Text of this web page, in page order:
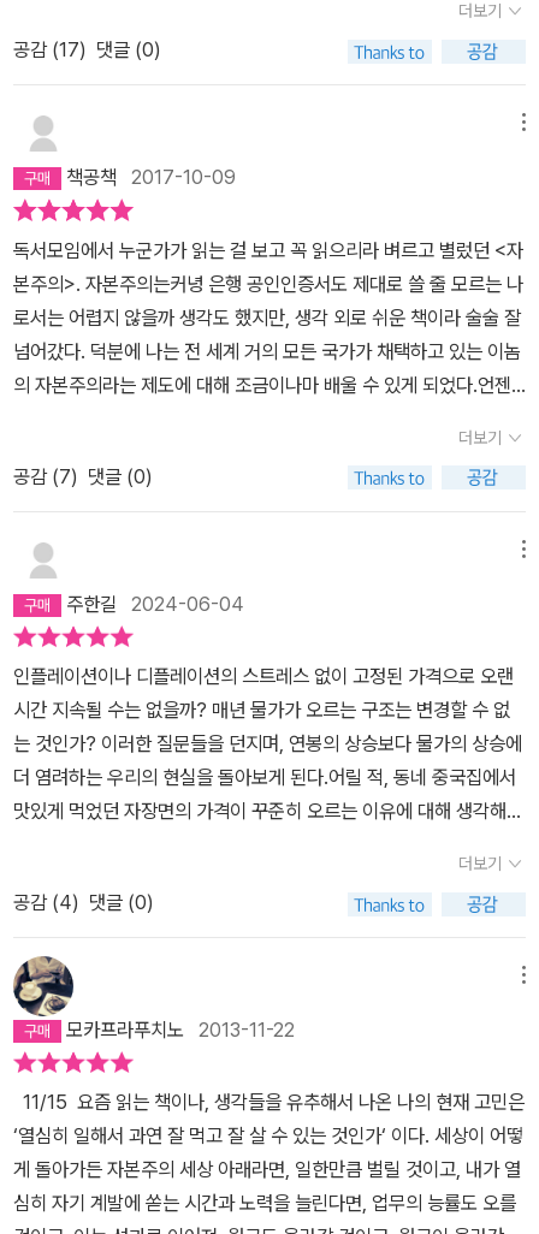
하죠? 진짜 친절한 설명에 디테일하고 정성들이셨어요. 경제에 너무
무지했는데 너무 도움이 많이 됐어요. 아버지도 보시면서 너무 내용
좋다고 필기하면서 들으라세요. _ sang××××7382님 경제학도가
아니어도 이해 잘 되는 화면 편집과 나레이션, 넘 감사드립니다. 대학
에 고생하는 사람들이 봤으면 좋겠네요. 아무도 가르쳐주지 않았던,
그래서 거대한 음모처럼 보이는 자본주의 실체를 똑바로 볼 수 있었
습니다. 한 학기 경제학 강의 듣는 것보다 이 방송이 효과 더 좋을 듯.
_ pol×××1004님 최고의 석학들을 모두 인터뷰하시고 대단하십니
다. 그 수고에 정말 감동받았습니다. 그분들이 얼마나 훌륭한 분들이
고 세계 최고의 경제학자들인지 알고 있습니다. 다큐를 보면서 내가
지적으로 성장한다는 느낌을 받은 건 오랜만이었습니다. 굉장한 어려
운 주제가 될 수 있는 자본주의에 대해 5부작으로 이렇게 쉽게 설명
하다니요. _ zzz××××ha님
다람쥐가 내가 왜 이렇게 살아야 하는지 전혀 고민하지 않는 것과 마
찬가지랄까. 이 책 자본주의는 쳇바퀴에서 다소 벗어나서 내가 살아
가고 있는 자본주의에 대해서 친절하게 설명해준다. 내용은 생각보다
쉽긴 하지만 경제학 저서 천권을 읽고서 다큐멘터리를 만들었다는 제
장은 자본주의의 비밀이다. 왜 물가는 오르고 자본주의는 어떻게 시
작되었는가 이다. 경제학에서 물가는 수요공급의 법칙에 의해 결정된
다. 하지만 책에서 말하는 실상은 그렇지 않다. 수요공급은 크게 중요
치 않고 계속 물가는 오르는데 그 이유는 지속적인 통화량의 팽창에
있다. 경제가 성장하면 통화량은 마땅히 팽창하기 마련이지만 안타깝
게도 경제성장 수준 이상의 통화팽창으로 물가는 항상 실물경제 이상
으로오른다. 그러면 통화가 팽창하는 이유는? 책은 이것을 은행업의
시작에서 찾는다. 과거 영국에서 화폐는 다른세계처럼 금이었다. 사
람들은 금 보관의 안정성을 위하여 마을에서 가장 안전한 금고를 갖
쓰이기 시작했다. 금보다 가볍고 유통이 편하니 당연했고 증서만 갖
다 주면 금으로 교환할 수 있으니 더욱 당연했다. 그리고 세공업자는
곧 사람들이 한꺼번에 금을 찾으러 오지 않으니 항상 금고에서 놀고
있는 금으로 무언가를 할 생각을 한다. 즉 대출업을 시작한 것이다. 이
경우에도 역시 진짜 금이 아닌 보관증서를 유통시켰다. 이렇게 금세
공업자가 쏠쏠하게 재미를 보고 있는 사이 금을 맡긴 사람들이 이 사
실을 알게 되었다. 화난 사람들을 진정시키기 위해 금세공업자가 제
시한 것은 과거 금 보관료를 받던 것에서 오히려 역으로 금을 맡긴 것
는 예대차에 의한 은행영업이 시작된다. 이렇게 시작된 은행업에서
금 세공업자는 그래도 금을 실제로 찾는 사람들이 있으니 금을 금고
안에 단 10%만 남겨놓는다. 이것은 경험에서 나온 수치였는데 실제
로도 이어져 오늘날의 지급준비율은 통상10%정도라고 한다.(실제로
는 이것보다 낮다.) 통화팽창은 여기서 시작된다. 첫번째 은행이 10
0만큼의 화폐가 있으면 10을 지급준비로 남기고 대출하고, 그 금액
을 대출받은 두번째 은행은 자기가 받은 90의 10%인 9를 남기고 81
을 다음 은행으로 대출하는 식이다. 이러다 보면 실제 100만큼의 화
폐는 놀랍게도 1000까지 불어나게 된다. 실제로 우리나라의 통화량
은 실물경제의 20배정도 된다고 한다. 그리고 이것이 우리가 알고 있
는 신용경제의 탄생이다. 은행이 빚을 권하며 통화를 팽창시키는 이
더보기
공감 (17) 댓글 (0)
책공책 2017-10-09
독서모임에서 누군가가 읽는 걸 보고 꼭 읽으리라 벼르고 별렀던 <자
본주의>. 자본주의는커녕 은행 공인인증서도 제대로 쓸 줄 모르는 나
로서는 어렵지 않을까 생각도 했지만, 생각 외로 쉬운 책이라 술술 잘
넘어갔다. 덕분에 나는 전 세계 거의 모든 국가가 채택하고 있는 이놈
의 자본주의라는 제도에 대해 조금이나마 배울 수 있게 되었다.언젠
지 받을 수 있을까 생각해본 적이 있다. 자본주의를 파는 건 광고라는
데, 광고 안에서 최대한 매력적인 모습을 보이며 각종 상품을 닥치는
대로 판매하느라 열을 올리는 연예인들을 보면, 혹은 홈쇼핑의 진행
자들을 보면, 참 기이하게 느껴졌다. 그렇게 번 돈을 모아 으레 건물을
하나둘씩 사 모으는데, 도대체 그 많은 돈은 다 어디로 가는 걸까? 우
리나라가 전 세계에서 경제규모 11위라는데, 서울이 아시아에서 두
번째로 부자인 도시라는데, 어릴 때보다 지금 우리가 훨씬 잘 산다는
데, 사람들도 같이 부자가 됐을까? 뭐 이런 생각.책에서는 우선 자본
주의의 기본 원리부터 차근차근 설명한다. 우리는 세상에 존재하는
돈이 전부 실재할 것이라 믿지만, 사실은 그렇지 않다. 그 많은 돈은
실제로 존재하지 않는다. ㄱ이라는 사람이 돈을 맡기면 은행에서는 1
0%만 남기고 나머지 90%는 ㄴ에게 대출을 해준다. 모든 사람들이
한번에 돈을 찾지는 않기 때문이란다. 이때 ㄴ이 대출받은 돈은 실재
하기 않고 그저 컴퓨터 전산 상에 존재하는 돈이다. 그런데 이 가상의
또한 저절로 생기지 않는다.누군가가 대출을 받아야만 생긴다. 이런
식으로 세상에 도는 돈은 실제보다 엄청나게 큰 액수로 부풀려진다.
이렇게 시중에 돈이 많이 돌게 되면 돈의 가치가 떨어져 물가가 오른
다. 물가가 오르면 소비가 줄어든다. 소비가 줄면 기업에서는 인원 감
축을 하고, 실업률이 높아져 경제 공황이 찾아온다. 중앙은행에서는
이자율을 높여 시중에 풀린 돈의 양을 조절한다. (어디서 주워들은 얘
긴데 이 방법은 이론과는 달리 실효성이 별로 없다고 한다) 결론적으
로 자본주의라는 체재에서 물가는 필연적으로 오를 수밖에 없고, 경
제 호황과 불황이 번갈아 찾아오게 된다.이 기본 원리를 바탕으로 책
더보기
공감 (7) 댓글 (0)
주한길 2024-06-04
인플레이션이나 디플레이션의 스트레스 없이 고정된 가격으로 오랜
시간 지속될 수는 없을까? 매년 물가가 오르는 구조는 변경할 수 없
는 것인가? 이러한 질문들을 던지며, 연봉의 상승보다 물가의 상승에
더 염려하는 우리의 현실을 돌아보게 된다.어릴 적, 동네 중국집에서
맛있게 먹었던 자장면의 가격이 꾸준히 오르는 이유에 대해 생각해
때문만이 아니라, 경제의 기본 원칙들이 작동하는 방식 때문이라는
것을 이 책에서 잘 설명해 주고 있다. 자본주의 사회와 경제의 이면을
파헤치며, 쉬지 않고 열심히 일하고 있는데 살기 힘든 이유를 알려준
다.자본주의 사회에서 우리는 모두 경제 시스템이라는 울타리 안에서
살아가게 된다. 돈이 없으면 불편하고 돈이 있어야 여유를 가질 수 있
는 시대를 살아가고 있다. 어릴 때부터 우리는 돈과 경제, 금융에 대해
제대로 배우지 못한 채로, 사회에 나가게 된다. 이는 마치 어두운 터널
을 횃불 없이 지나가는 것과 같다. 언제 웅덩이에 발이 빠질지, 돌부리
에 걸려 넘어질지 모르는 상태에서 조심스럽게 한 발 한 발 내딛는 것
처럼 말이다.학교에서는 사회 과목을 통해 어느 정도 경제에 대해 배
울 기회가 있지만, 실제 세상을 살아가면서 경험하게 되면서 실제 유
더보기
공감 (4) 댓글 (0)
모카프라푸치노 2013-11-22
11/15 요즘 읽는 책이나, 생각들을 유추해서 나온 나의 현재 고민은
‘열심히 일해서 과연 잘 먹고 잘 살 수 있는 것인가‘ 이다. 세상이 어떻
게 돌아가든 자본주의 세상 아래라면, 일한만큼 벌릴 것이고, 내가 열
심히 자기 계발에 쏟는 시간과 노력을 늘린다면, 업무의 능률도 오를